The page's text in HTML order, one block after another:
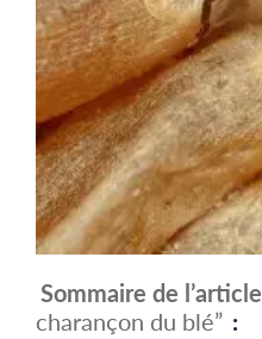
Sommaire de l’article
charançon du blé” :